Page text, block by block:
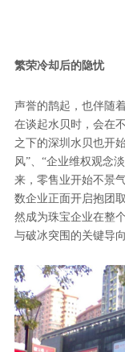
繁荣冷却后的隐忧
声誉的鹊起，也伴随
在谈起水贝时，会在
之下的深圳水贝也开
风”、“企业维权观念
来，零售业开始不景
数企业正面开启抱团
然成为珠宝企业在整
与破冰突围的关键导向